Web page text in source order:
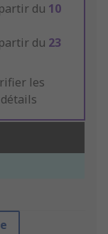
du 10
du 23
les